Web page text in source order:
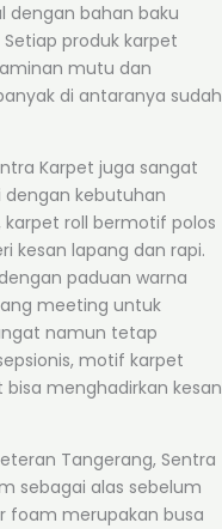
dengan bahan baku
produk karpet
mutu dan
di antaranya sudah
Karpet juga sangat
kebutuhan
roll bermotif polos
kesan lapang dan rapi.
paduan warna
meeting untuk
namun tetap
motif karpet
menghadirkan kesan
Tangerang, Sentra
sebagai alas sebelum
foam merupakan busa